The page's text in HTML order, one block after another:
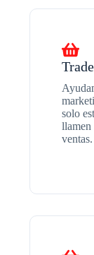
solo
llamen
ventas.